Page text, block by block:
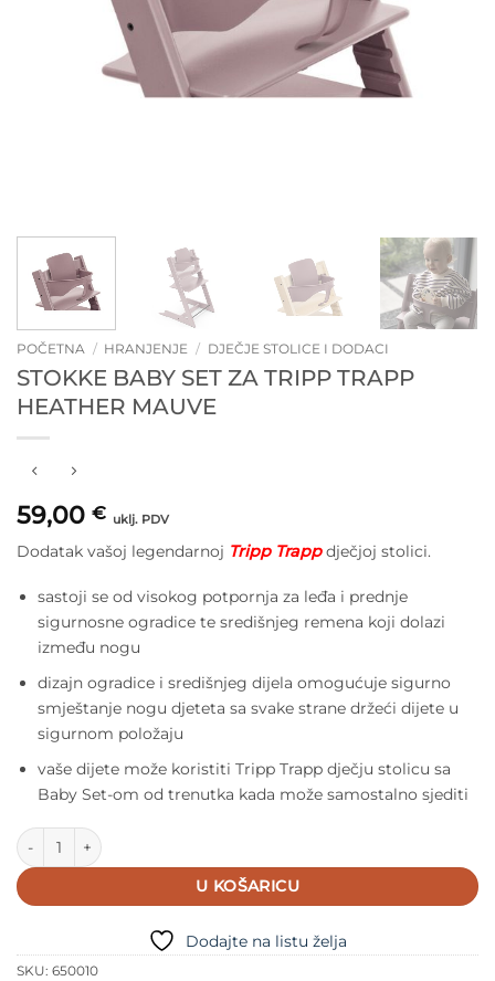
POČETNA / HRANJENJE / DJEČJE STOLICE I DODACI
STOKKE BABY SET ZA TRIPP TRAPP
HEATHER MAUVE
59,00 € uklj. PDV
Dodatak vašoj legendarnoj Tripp Trappdječjoj stolici.
sastoji se od visokog potpornja za leđa i prednje
sigurnosne ogradice te središnjeg remena koji dolazi
između nogu
dizajn ogradice i središnjeg dijela omogućuje sigurno
smještanje nogu djeteta sa svake strane držeći dijete u
sigurnom položaju
vaše dijete može koristiti Tripp Trapp dječju stolicu sa
Baby Set-om od trenutka kada može samostalno sjediti
Stokke Baby Set za Tripp Trapp Heather Mauve količina
U KOŠARICU
Dodajte na listu želja
SKU: 650010